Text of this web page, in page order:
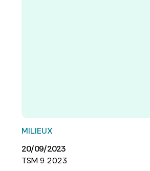
MILIEUX
20/09/2023
TSM 9 2023